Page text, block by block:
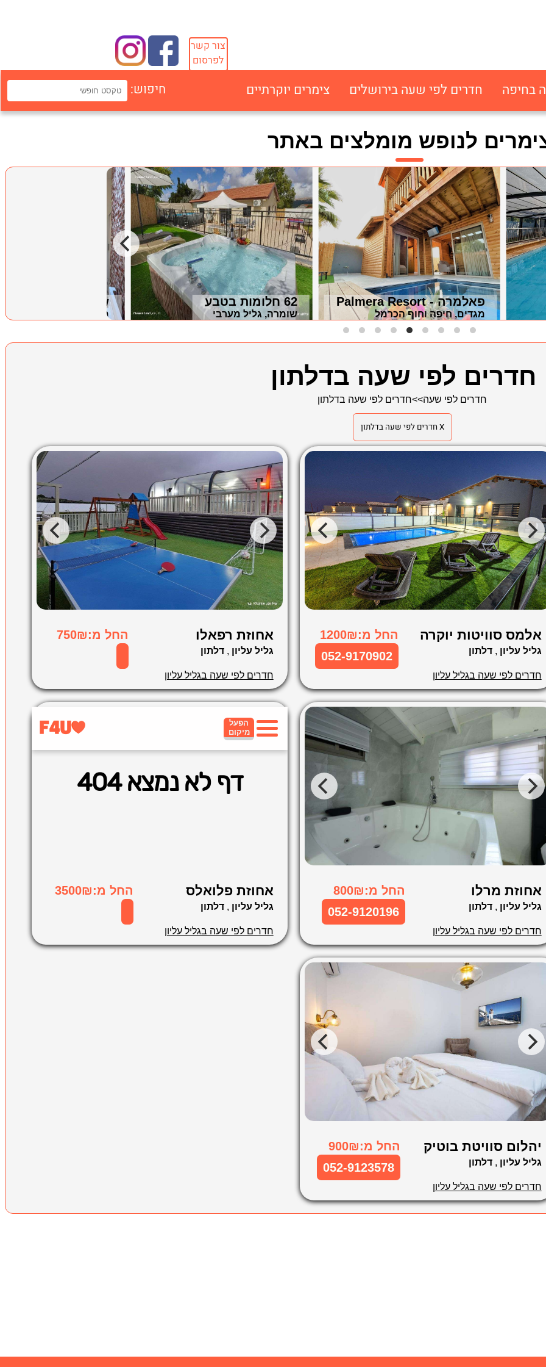
צור קשר
לפרסום
בחיפה חדרים לפי שעה בירושלים צימרים יוקרתיים חיפוש:
לנופש מומלצים באתר
white view
מסעדה, רמת הגולן
62 חלומות בטבע
שומרה, גליל מערבי
פאלמרה - Palmera Resort
מגדים, חיפה וחוף הכרמל
חדרים לפי שעה בדלתון
חדרים לפי שעה>>חדרים לפי שעה בדלתון
X חדרים לפי שעה בדלתון
אלמס סוויטות יוקרה החל מ:1200₪
גליל עליון ,דלתון 052-9170902
חדרים לפי שעה בגליל עליון
אחוזת רפאלו החל מ:750₪
גליל עליון ,דלתון
חדרים לפי שעה בגליל עליון
אחוזת מרלו החל מ:800₪
גליל עליון ,דלתון 052-9120196
חדרים לפי שעה בגליל עליון
אחוזת פלואלס החל מ:3500₪
גליל עליון ,דלתון
חדרים לפי שעה בגליל עליון
יהלום סוויטת בוטיק החל מ:900₪
גליל עליון ,דלתון 052-9123578
חדרים לפי שעה בגליל עליון